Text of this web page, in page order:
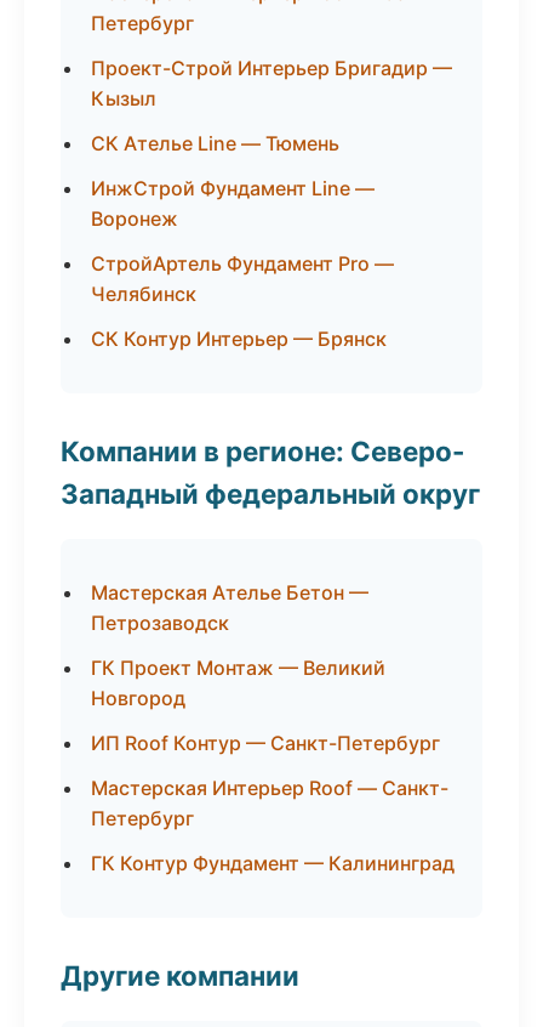
Петербург
Проект-Строй Интерьер Бригадир —
Кызыл
СК Ателье Line — Тюмень
ИнжСтрой Фундамент Line —
Воронеж
СтройАртель Фундамент Pro —
Челябинск
СК Контур Интерьер — Брянск
Компании в регионе: Северо-
Западный федеральный округ
Мастерская Ателье Бетон —
Петрозаводск
ГК Проект Монтаж — Великий
Новгород
ИП Roof Контур — Санкт-Петербург
Мастерская Интерьер Roof — Санкт-
Петербург
ГК Контур Фундамент — Калининград
Другие компании